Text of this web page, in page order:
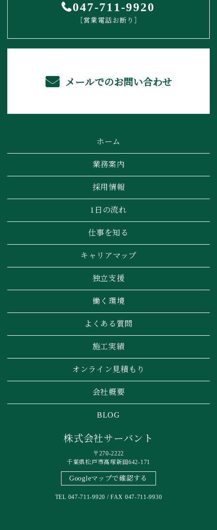
047-711-9920
［営業電話お断り］
メールでのお問い合わせ
ホーム
業務案内
採用情報
1日の流れ
仕事を知る
キャリアマップ
独立支援
働く環境
よくある質問
施工実績
オンライン見積もり
会社概要
BLOG
株式会社サーバント
〒270-2222
千葉県松戸市高塚新田642-171
Googleマップで確認する
TEL 047-711-9920 / FAX 047-711-9930